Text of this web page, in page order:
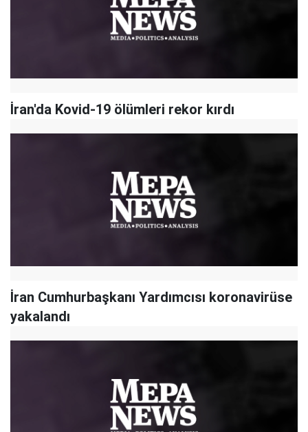
İran'da Kovid-19 ölümleri rekor kırdı
İran Cumhurbaşkanı Yardımcısı koronavirüse
yakalandı